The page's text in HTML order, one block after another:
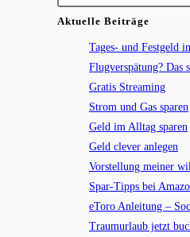
Aktuelle Beiträge
Tages- und Festgeld
Flugverspätung? Das
Gratis Streaming
Strom und Gas sparen
Geld im Alltag sparen
Geld clever anlegen
Vorstellung meiner
Spar-Tipps bei
eToro Anleitung –
Traumurlaub jetzt